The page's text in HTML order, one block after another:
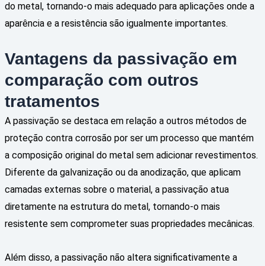
do metal, tornando-o mais adequado para aplicações onde a
aparência e a resistência são igualmente importantes.
Vantagens da passivação em
comparação com outros
tratamentos
A passivação se destaca em relação a outros métodos de
proteção contra corrosão por ser um processo que mantém
a composição original do metal sem adicionar revestimentos.
Diferente da galvanização ou da anodização, que aplicam
camadas externas sobre o material, a passivação atua
diretamente na estrutura do metal, tornando-o mais
resistente sem comprometer suas propriedades mecânicas.
Além disso, a passivação não altera significativamente a